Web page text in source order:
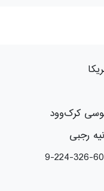
کرک‌وود
رجبی